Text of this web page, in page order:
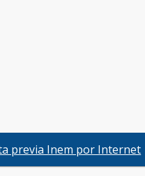
previa Inem por Internet